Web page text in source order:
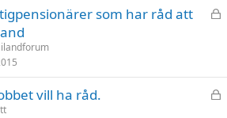
L
som har råd att
L
vill ha råd.